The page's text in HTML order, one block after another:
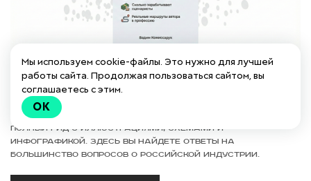
Можно скачать бесплатно
PDF-КНИГА - как устроена
киноиндустрия и как в неё попасть
Полный гид с иллюстрациями, схемами и
инфографикой. Здесь вы найдете ответы на
большинство вопросов о российской индустрии.
Мы используем cookie-файлы. Это нужно для лучшей
работы сайта. Продолжая пользоваться сайтом, вы
соглашаетесь с этим.
OK